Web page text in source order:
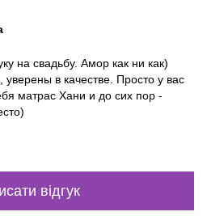
на свадьбу. Амор как ни как)
в качестве. Просто у вас
матрас Хани и до сих пор -
відгук